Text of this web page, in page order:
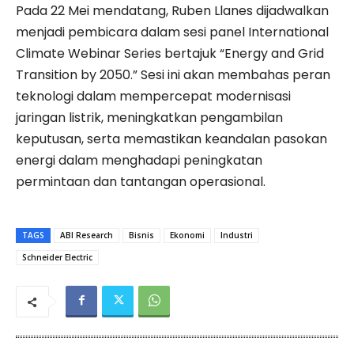
Pada 22 Mei mendatang, Ruben Llanes dijadwalkan
menjadi pembicara dalam sesi panel International
Climate Webinar Series bertajuk “Energy and Grid
Transition by 2050.” Sesi ini akan membahas peran
teknologi dalam mempercepat modernisasi
jaringan listrik, meningkatkan pengambilan
keputusan, serta memastikan keandalan pasokan
energi dalam menghadapi peningkatan
permintaan dan tantangan operasional.
TAGS ABI Research Bisnis Ekonomi
Industri
Schneider Electric